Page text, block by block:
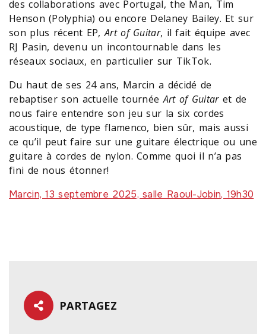
des collaborations avec Portugal, the Man, Tim
Henson (Polyphia) ou encore Delaney Bailey. Et sur
son plus récent EP,Art of Guitar, il fait équipe avec
RJ Pasin, devenu un incontournable dans les
réseaux sociaux, en particulier sur TikTok.
Du haut de ses 24 ans, Marcin a décidé de
rebaptiser son actuelle tournéeArt of Guitaret de
nous faire entendre son jeu sur la six cordes
acoustique, de type flamenco, bien sûr, mais aussi
ce qu’il peut faire sur une guitare électrique ou une
guitare à cordes de nylon. Comme quoi il n’a pas
fini de nous étonner!
Marcin, 13 septembre 2025, salle Raoul-Jobin, 19h30
PARTAGEZ